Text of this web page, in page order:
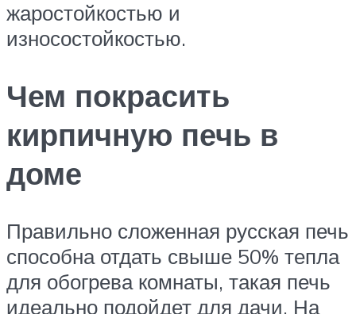
жаростойкостью и
износостойкостью.
Чем покрасить
кирпичную печь в
доме
Правильно сложенная русская печь
способна отдать свыше 50% тепла
для обогрева комнаты, такая печь
идеально подойдет для дачи. На